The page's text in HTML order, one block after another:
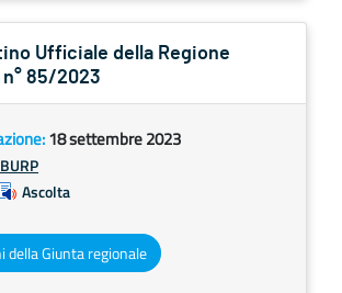
Ufficiale della Regione
n° 85/2023
18 settembre 2023
Ascolta
della Giunta regionale